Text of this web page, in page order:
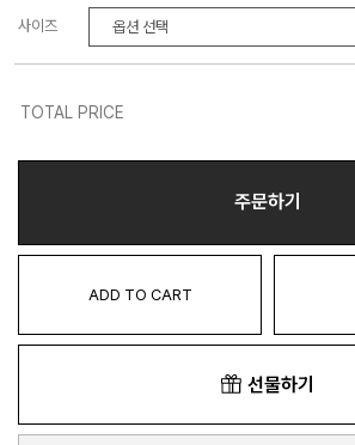
사이즈
TOTAL PRICE
주문하기
ADD TO CART
선물하기